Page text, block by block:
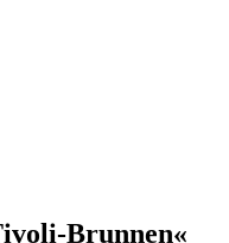
Brunnen«